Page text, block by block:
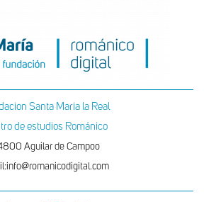
Santa Maria la Real
de estudios Románico
Aguilar de Campoo